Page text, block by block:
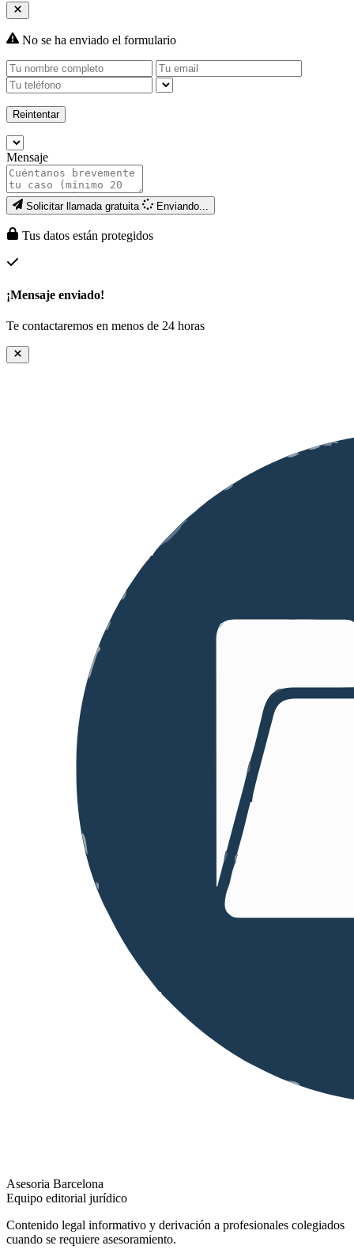
No se ha enviado el formulario
Reintentar
Mensaje
Solicitar llamada gratuita Enviando...
Tus datos están protegidos
¡Mensaje enviado!
Te contactaremos en menos de 24 horas
Asesoria Barcelona
Equipo editorial jurídico
Contenido legal informativo y derivación a profesionales colegiados
cuando se requiere asesoramiento.